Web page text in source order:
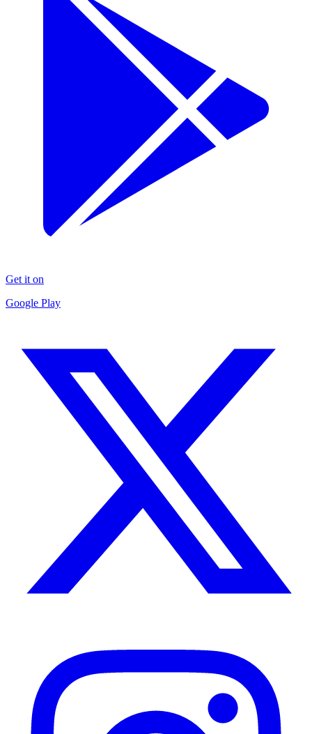
Get it on
Google Play